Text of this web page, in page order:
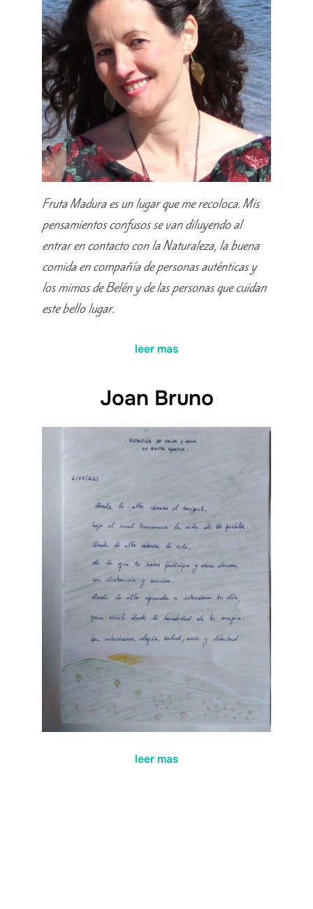
Fruta Madura es un lugar que me recoloca. Mis
pensamientos confusos se van diluyendo al
entrar en contacto con la Naturaleza, la buena
comida en compañía de personas auténticas y
los mimos de Belén y de las personas que cuidan
este bello lugar.
leer mas
Joan Bruno
leer mas